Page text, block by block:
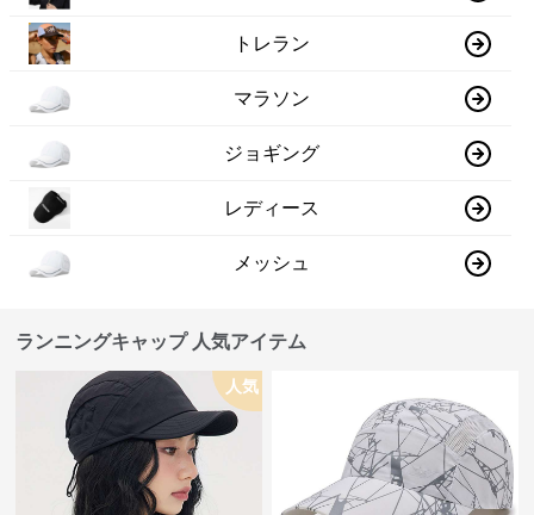
トレラン
マラソン
ジョギング
レディース
メッシュ
ランニングキャップ 人気アイテム
人気